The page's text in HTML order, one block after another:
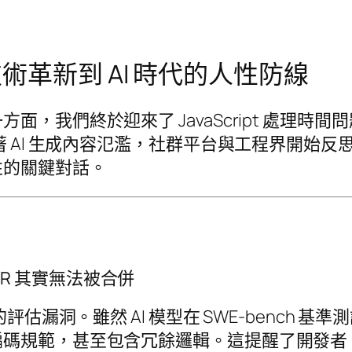
革新到 AI 時代的人性防線
面，我們終於迎來了 JavaScript 處理時間
生成內容氾濫，社群平台與工程界開始反
關鍵對話。
其實無法被合併
估漏洞。雖然 AI 模型在 SWE-bench 基準
規範，甚至包含冗餘邏輯。這提醒了開發